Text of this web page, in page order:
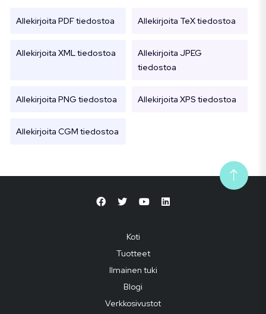
Allekirjoita PDF tiedostoa Allekirjoita TeX tiedostoa
Allekirjoita XML tiedostoa
Allekirjoita JPEG
tiedostoa
Allekirjoita PNG tiedostoa Allekirjoita XPS tiedostoa
Allekirjoita CGM tiedostoa
Koti
Tuotteet
Ilmainen tuki
Blogi
Verkkosivustot